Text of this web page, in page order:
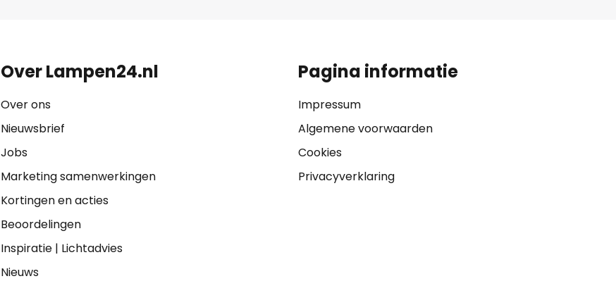
Over Lampen24.nl
Over ons
Nieuwsbrief
Jobs
Marketing samenwerkingen
Kortingen en acties
Beoordelingen
Inspiratie| Lichtadvies
Nieuws
Pagina informatie
Impressum
Algemene voorwaarden
Cookies
Privacyverklaring